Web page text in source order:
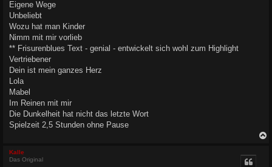
Eigene Wege
Unbeliebt
Wozu hat man Kinder
Nimm mit mir vorlieb
** Frisurenblues Text - genial - entwickelt sich wohl zum Highlight
Vertriebener
Dein ist mein ganzes Herz
Lola
Mabel
Im Reinen mit mir
Die Dunkelheit hat nicht das letzte Wort
Spielzeit 2,5 Stunden ohne Pause
Kalle
Das Original